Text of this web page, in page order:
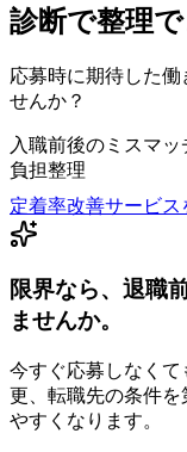
診断で整理
応募時に期待した
せんか？
入職前後のミスマッ
負担整理
定着率改善サービス
限界なら、退職
ませんか。
今すぐ応募しなく
更、転職先の条件
やすくなります。